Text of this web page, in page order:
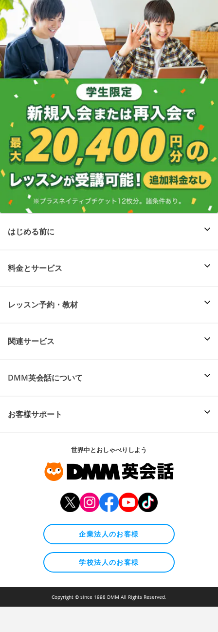
はじめる前に
料金とサービス
レッスン予約・教材
関連サービス
DMM英会話について
お客様サポート
世界中とおしゃべりしよう
企業法人のお客様
学校法人のお客様
Copyright © since 1998 DMM All Rights Reserved.